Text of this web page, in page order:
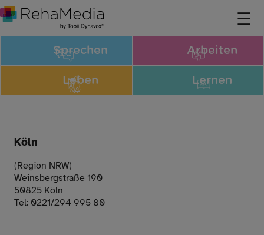
Köln
(Region NRW)
Weinsbergstraße 190
50825 Köln
Tel: 0221/294 995 80
Sprechen Arbeiten
Leben Lernen